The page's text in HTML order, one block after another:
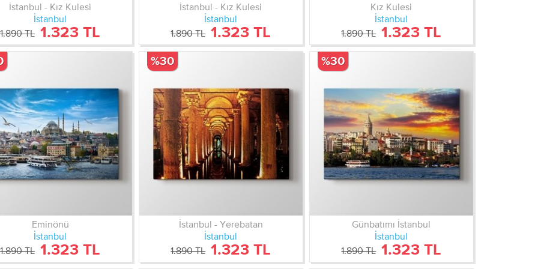
İstanbul - Kız Kulesi
İstanbul
1.890 TL 1.323 TL
İstanbul - Kız Kulesi
İstanbul
1.890 TL 1.323 TL
Kız Kulesi
İstanbul
1.890 TL 1.323 TL
Eminönü
İstanbul
1.890 TL 1.323 TL
İstanbul - Yerebatan
İstanbul
1.890 TL 1.323 TL
%30
Günbatımı İstanbul
İstanbul
1.890 TL 1.323 TL
%30